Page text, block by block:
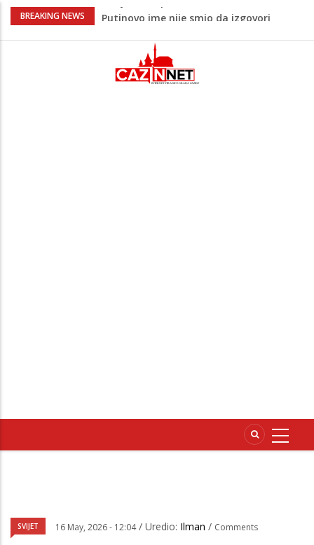
BREAKING NEWS
Šta se dešava u Europi? Dron iz
kod gasovoda
Ribari pronašli kosti na isušenom dnu
Save, podsjećaju na ljudske
SVIJET 16 May, 2026 - 12:04 / Uredio: Ilman / Comments